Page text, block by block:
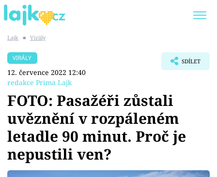
SHOPAHOLICADEL
Témata
Showbyznys
Youtubeři
Lajk ■ Virály
VIRÁLY
12. července 2022 12:40
redakce Prima Lajk
SDÍLET
FOTO: Pasažéři zůstali
uvěznění v rozpáleném
letadle 90 minut. Proč je
nepustili ven?